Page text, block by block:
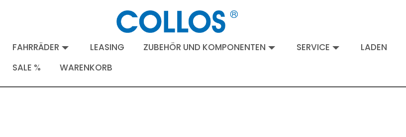
FAHRRÄDER LEASING ZUBEHÖR UND KOMPONENTEN SERVICE LADEN
SALE %
WARENKORB